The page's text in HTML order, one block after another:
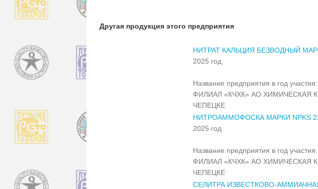
Другая продукция этого предприятия
НИТРАТ КАЛЬЦИЯ БЕЗВОДНЫЙ
2025 год
Название предприятия в год участия:
ФИЛИАЛ «КЧХК» АО ХИМИЧЕСКАЯ
ЧЕПЕЦКЕ
НИТРОАММОФОСКА МАРКИ NPKS
2025 год
Название предприятия в год участия:
ФИЛИАЛ «КЧХК» АО ХИМИЧЕСКАЯ
ЧЕПЕЦКЕ
СЕЛИТРА ИЗВЕСТКОВО-